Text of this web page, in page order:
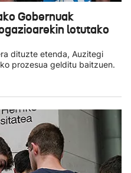
Gobernuak
lotutako
dituzte etenda, Auzitegi
prozesua gelditu baitzuen.